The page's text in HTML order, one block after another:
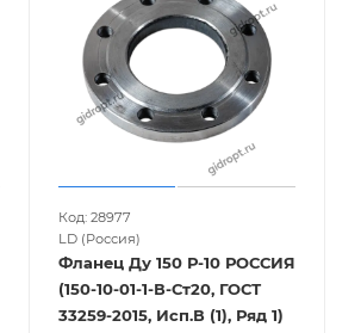
Код: 28977
LD (Россия)
Фланец Ду 150 Р-10 РОССИЯ
(150-10-01-1-В-Ст20, ГОСТ
33259-2015, Исп.В (1), Ряд 1)